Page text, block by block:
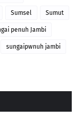
Sumsel Sumut
penuh Jambi
sungaipwnuh jambi